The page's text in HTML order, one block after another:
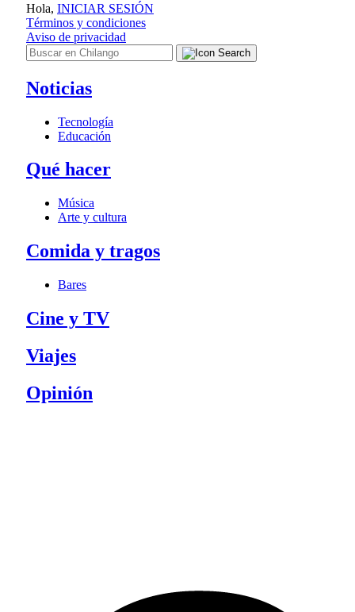
Hola, INICIAR SESIÓN
Términos y condiciones
Aviso de privacidad
Noticias
Tecnología
Educación
Qué hacer
Música
Arte y cultura
Comida y tragos
Bares
Cine y TV
Viajes
Opinión